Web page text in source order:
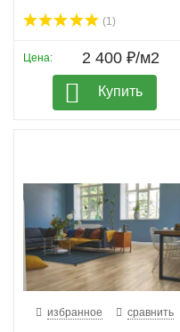
(1)
Цена: 2 400 ₽/м2
Купить
избранное сравнить